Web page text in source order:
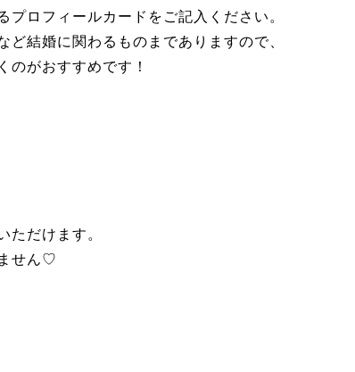
ロフィールカードをご記入ください。
結婚に関わるものまでありますので、
のがおすすめです！
ただけます。
せん♡